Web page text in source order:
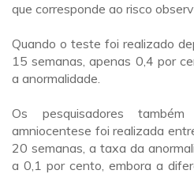
que corresponde ao risco
Quando o teste foi realizado
15 semanas, apenas 0,4 por
a anormalidade.
Os pesquisadores
amniocentese foi realizada
20 semanas, a taxa da
a 0,1 por cento, embora a